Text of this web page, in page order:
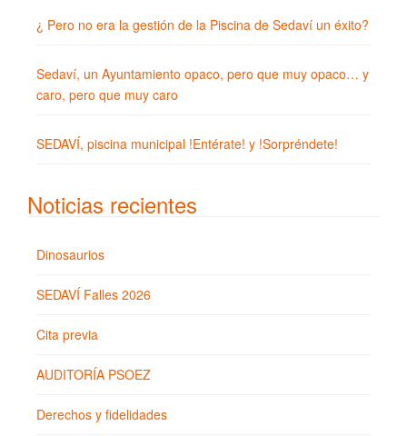
¿ Pero no era la gestión de la Piscina de Sedaví un éxito?
Sedaví, un Ayuntamiento opaco, pero que muy opaco… y
caro, pero que muy caro
SEDAVÍ, piscina municipal !Entérate! y !Sorpréndete!
Noticias recientes
Dinosaurios
SEDAVÍ Falles 2026
Cita previa
AUDITORÍA PSOEZ
Derechos y fidelidades